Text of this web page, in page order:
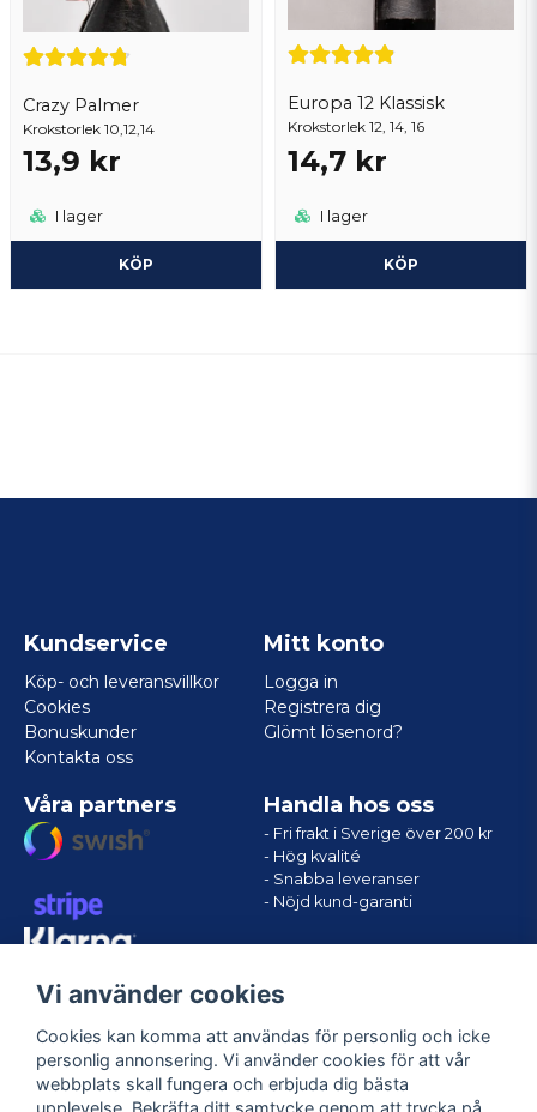
Crazy Palmer
Krokstorlek 10,12,14
13,9 kr
I lager
KÖP
Europa 12 Klassisk
Krokstorlek 12, 14, 16
14,7 kr
I lager
KÖP
Kundservice
Köp- och leveransvillkor
Cookies
Bonuskunder
Kontakta oss
Mitt konto
Logga in
Registrera dig
Glömt lösenord?
Våra partners Handla hos oss
- Fri frakt i Sverige över 200 kr
- Hög kvalité
- Snabba leveranser
- Nöjd kund-garanti
Vi använder cookies
Cookies kan komma att användas för personlig och icke
personlig annonsering. Vi använder cookies för att vår
webbplats skall fungera och erbjuda dig bästa
upplevelse. Bekräfta ditt samtycke genom att trycka på